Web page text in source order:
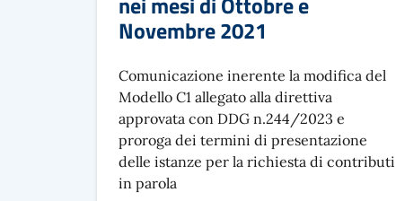
Novembre 2021
Comunicazione inerente la modifica del
Modello C1 allegato alla direttiva
approvata con DDG n.244/2023 e
proroga dei termini di presentazione
delle istanze per la richiesta di contributi
in parola